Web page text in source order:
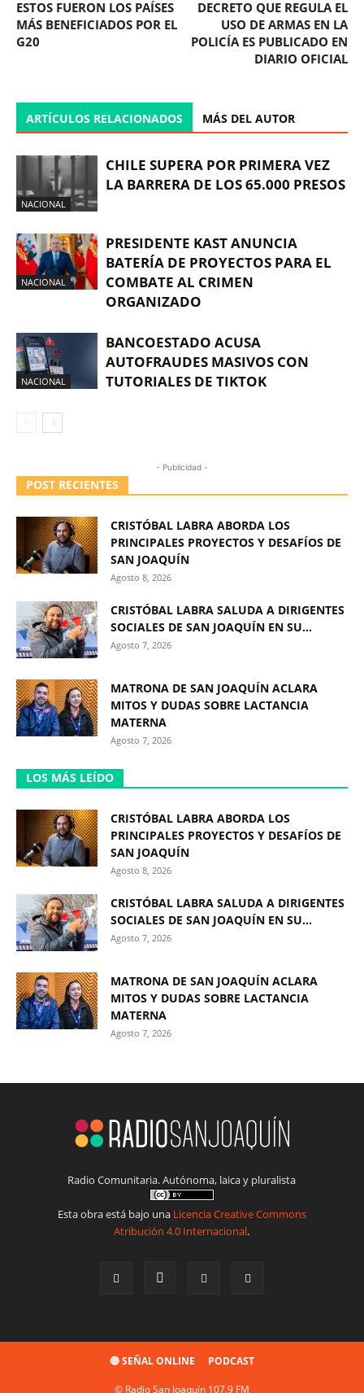
ESTOS FUERON LOS PAÍSES
MÁS BENEFICIADOS POR EL
G20
DECRETO QUE REGULA EL
USO DE ARMAS EN LA
POLICÍA ES PUBLICADO EN
DIARIO OFICIAL
ARTÍCULOS RELACIONADOS MÁS DEL AUTOR
NACIONAL
CHILE SUPERA POR PRIMERA VEZ
LA BARRERA DE LOS 65.000 PRESOS
NACIONAL
PRESIDENTE KAST ANUNCIA
BATERÍA DE PROYECTOS PARA EL
COMBATE AL CRIMEN
ORGANIZADO
NACIONAL
BANCOESTADO ACUSA
AUTOFRAUDES MASIVOS CON
TUTORIALES DE TIKTOK
- Publicidad -
POST RECIENTES
CRISTÓBAL LABRA ABORDA LOS
PRINCIPALES PROYECTOS Y DESAFÍOS DE
SAN JOAQUÍN
Agosto 8, 2026
CRISTÓBAL LABRA SALUDA A DIRIGENTES
SOCIALES DE SAN JOAQUÍN EN SU...
Agosto 7, 2026
MATRONA DE SAN JOAQUÍN ACLARA
MITOS Y DUDAS SOBRE LACTANCIA
MATERNA
Agosto 7, 2026
LOS MÁS LEÍDO
CRISTÓBAL LABRA ABORDA LOS
PRINCIPALES PROYECTOS Y DESAFÍOS DE
SAN JOAQUÍN
Agosto 8, 2026
CRISTÓBAL LABRA SALUDA A DIRIGENTES
SOCIALES DE SAN JOAQUÍN EN SU...
Agosto 7, 2026
MATRONA DE SAN JOAQUÍN ACLARA
MITOS Y DUDAS SOBRE LACTANCIA
MATERNA
Agosto 7, 2026
Radio Comunitaria. Autónoma, laica y pluralista
Esta obra está bajo una Licencia Creative Commons
Atribución 4.0 Internacional.
🔴 SEÑAL ONLINE PODCAST
© Radio San Joaquín 107.9 FM